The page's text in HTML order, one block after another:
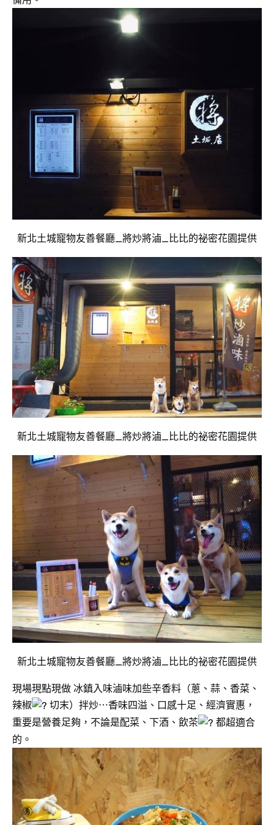
新北土城寵物友善餐廳_將炒將滷_比比的祕密花園提供
新北土城寵物友善餐廳_將炒將滷_比比的祕密花園提供
新北土城寵物友善餐廳_將炒將滷_比比的祕密花園提供
現場現點現做 冰鎮入味滷味加些辛香料（蔥、蒜、香菜、
辣椒
切末）拌炒⋯香味四溢、口感十足、經濟實惠，
重要是營養足夠，不論是配菜、下酒、飲茶
都超適合
的。